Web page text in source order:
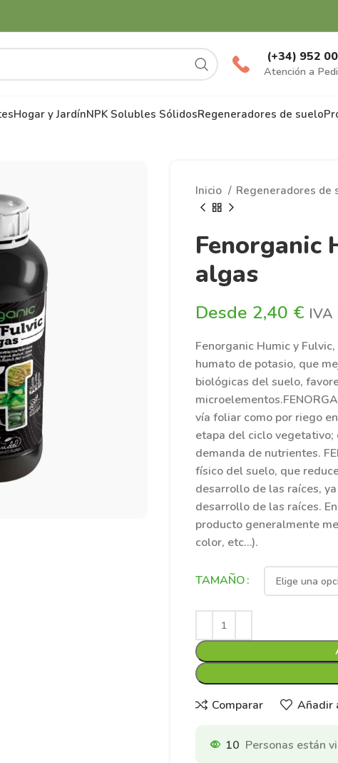
(+34) 952
Atención a
Hogar y JardínNPK Solubles SólidosRegeneradores de suelo
Inicio Regeneradores de
€
Fenorganic
algas
2,40 €
Fenorganic Humic y
humato de potasio, que
biológicas del suelo,
vía foliar como por riego
etapa del ciclo vegetativo;
demanda de nutrientes.
físico del suelo, que
desarrollo de las raíces,
desarrollo de las raíces.
producto generalmente
color, etc…).
TAMAÑO
Comparar Añadir
10 Personas están